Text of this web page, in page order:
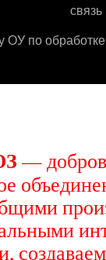
связь
ОУ по обработке
—